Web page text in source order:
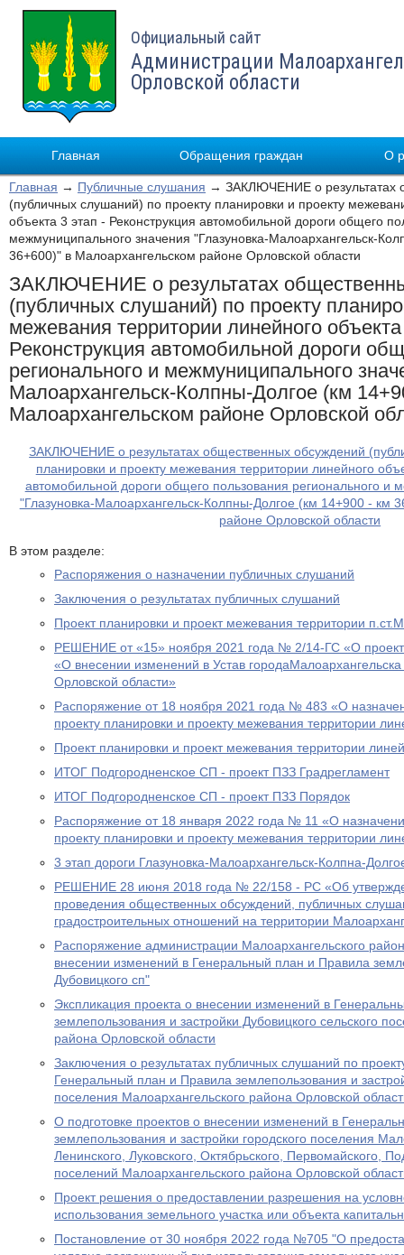
Официальный сайт
Администрации
Орловской области
Главная Обращения граждан О
Главная → Публичные слушания → ЗАКЛЮЧЕНИЕ о результатах
(публичных слушаний) по проекту планировки и проекту
объекта 3 этап - Реконструкция автомобильной дороги общего
межмуниципального значения "Глазуновка-Малоархангельск-
36+600)" в Малоархангельском районе Орловской области
ЗАКЛЮЧЕНИЕ о результатах
(публичных слушаний) по проекту
межевания территории линейного
Реконструкция автомобильной дороги
регионального и межмуниципального
Малоархангельск-Колпны-Долгое (км
Малоархангельском районе Орловской
ЗАКЛЮЧЕНИЕ о результатах общественных обсуждений
планировки и проекту межевания территории линейного
автомобильной дороги общего пользования регионального и
"Глазуновка-Малоархангельск-Колпны-Долгое (км 14+900 - км
районе Орловской области
В этом разделе:
Распоряжения о назначении публичных слушаний
Заключения о результатах публичных слушаний
Проект планировки и проект межевания территории
РЕШЕНИЕ от «15» ноября 2021 года № 2/14-ГС «О
«О внесении изменений в Устав
Орловской области»
Распоряжение от 18 ноября 2021 года № 483 «О
проекту планировки и проекту межевания территории
Проект планировки и проект межевания территории
ИТОГ Подгородненское СП - проект ПЗЗ Градрегламент
ИТОГ Подгородненское СП - проект ПЗЗ Порядок
Распоряжение от 18 января 2022 года № 11 «О
проекту планировки и проекту межевания территории
3 этап дороги Глазуновка-Малоархангельск-Колпна-
РЕШЕНИЕ 28 июня 2018 года № 22/158 - РС «Об
проведения общественных обсуждений, публичных
градостроительных отношений на территории
Распоряжение администрации Малоархангельского
внесении изменений в Генеральный план и Правила
Дубовицкого сп"
Экспликация проекта о внесении изменений в
землепользования и застройки Дубовицкого сельского
района Орловской области
Заключения о результатах публичных слушаний по
Генеральный план и Правила землепользования и
поселения Малоархангельского района Орловской
О подготовке проектов о внесении изменений в
землепользования и застройки городского поселения
Ленинского, Луковского, Октябрьского, Первомайского,
поселений Малоархангельского района Орловской
Проект решения о предоставлении разрешения на
использования земельного участка или объекта
Постановление от 30 ноября 2022 года №705 "О